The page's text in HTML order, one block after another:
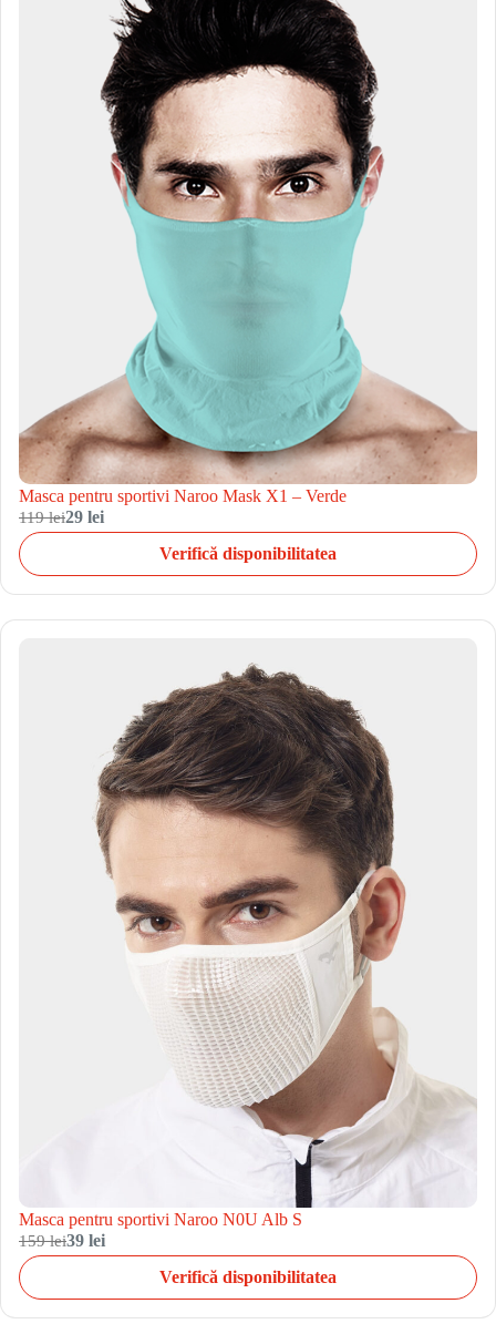
Masca pentru sportivi Naroo Mask X1 – Verde
119 lei29 lei
Verifică disponibilitatea
Masca pentru sportivi Naroo N0U Alb S
159 lei39 lei
Verifică disponibilitatea